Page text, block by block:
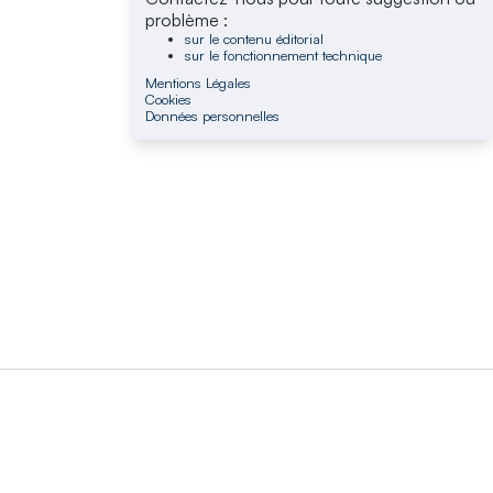
problème :
sur le contenu éditorial
sur le fonctionnement technique
Mentions Légales
Cookies
Données personnelles